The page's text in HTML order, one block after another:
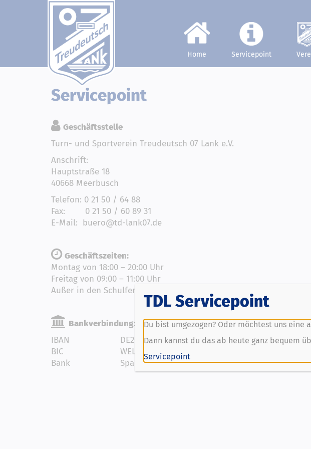
Home Servicepoint
Servicepoint
Geschäftsstelle
Turn- und Sportverein Treudeutsch 07 Lank e.V.
Anschrift:
Hauptstraße 18
40668 Meerbusch
Telefon: 0 21 50 / 64 88
Fax: 0 21 50 / 60 89 31
E-Mail: buero@td-lank07.de
Geschäftszeiten:
Montag von 18:00 – 20:00 Uhr
Freitag von 09:00 – 11:00 Uhr
Außer in den Schulferien
Bankverbindung:
IBAN
DE20 3055 0000 0059 8036 76
BIC
WELADEDNXXX
Bank
Sparkasse Neuss
TDL Servicepoint
Du bist umgezogen? Oder möchtest uns eine
Dann kannst du das ab heute ganz bequem
Servicepoint